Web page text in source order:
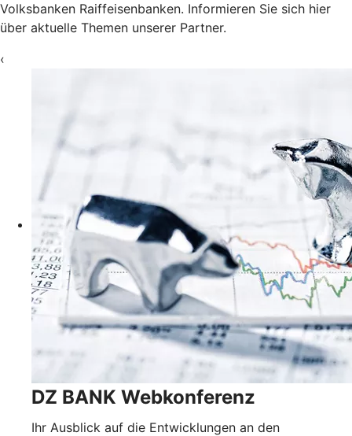
Volksbanken Raiffeisenbanken. Informieren Sie sich hier
über aktuelle Themen unserer Partner.
‹
DZ BANK Webkonferenz
Ihr Ausblick auf die Entwicklungen an den